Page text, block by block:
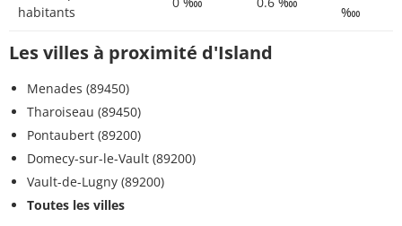
habitants
‱
Les villes à proximité d'Island
Menades (89450)
Tharoiseau (89450)
Pontaubert (89200)
Domecy-sur-le-Vault (89200)
Vault-de-Lugny (89200)
Toutes les villes